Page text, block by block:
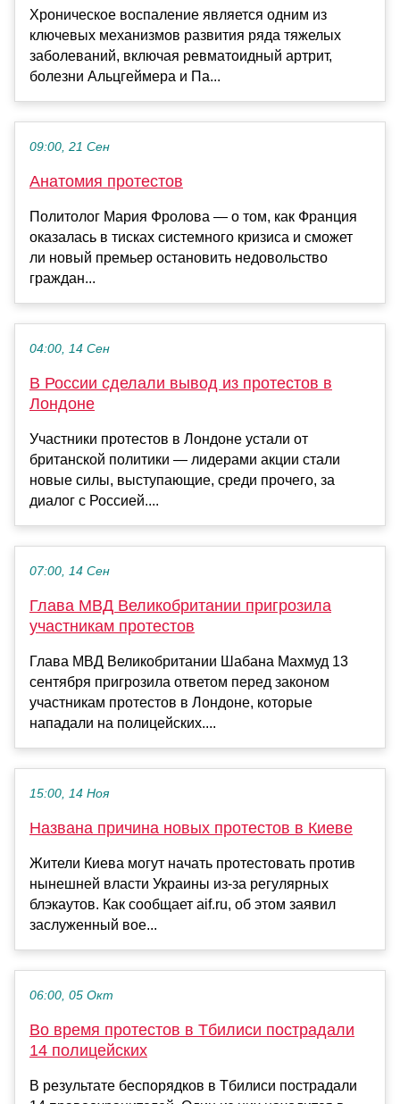
Хроническое воспаление является одним из
ключевых механизмов развития ряда тяжелых
заболеваний, включая ревматоидный артрит,
болезни Альцгеймера и Па...
09:00, 21 Сен
Анатомия протестов
Политолог Мария Фролова — о том, как Франция
оказалась в тисках системного кризиса и сможет
ли новый премьер остановить недовольство
граждан...
04:00, 14 Сен
В России сделали вывод из протестов в
Лондоне
Участники протестов в Лондоне устали от
британской политики — лидерами акции стали
новые силы, выступающие, среди прочего, за
диалог с Россией....
07:00, 14 Сен
Глава МВД Великобритании пригрозила
участникам протестов
Глава МВД Великобритании Шабана Махмуд 13
сентября пригрозила ответом перед законом
участникам протестов в Лондоне, которые
нападали на полицейских....
15:00, 14 Ноя
Названа причина новых протестов в Киеве
Жители Киева могут начать протестовать против
нынешней власти Украины из-за регулярных
блэкаутов. Как сообщает aif.ru, об этом заявил
заслуженный вое...
06:00, 05 Окт
Во время протестов в Тбилиси пострадали
14 полицейских
В результате беспорядков в Тбилиси пострадали